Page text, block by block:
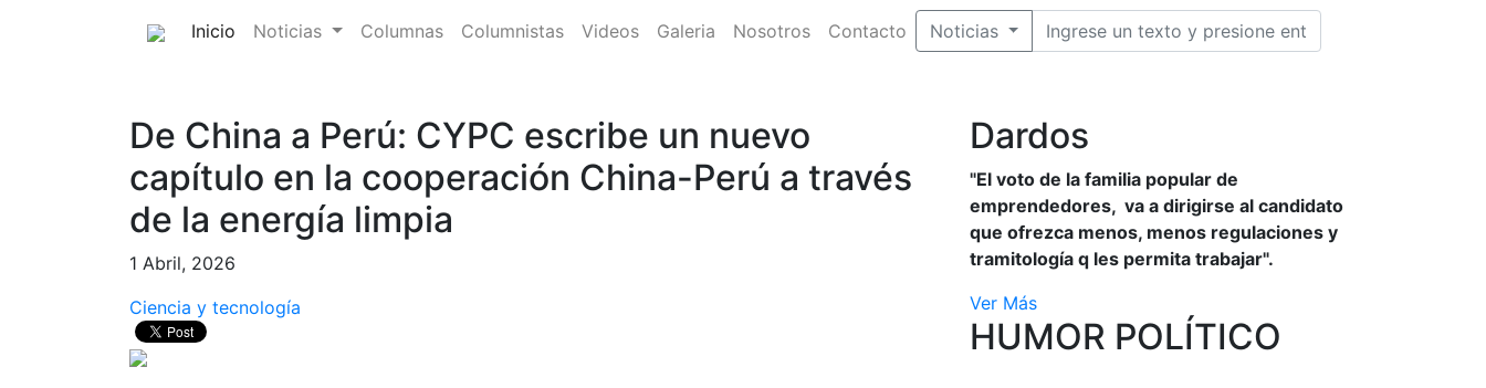
Inicio (current)
Noticias Columnas Columnistas Videos Galeria Nosotros Contacto Noticias
De China a Perú: CYPC escribe un nuevo
capítulo en la cooperación China-Perú a través
de la energía limpia
1 Abril, 2026
Ciencia y tecnología
Dardos
"El voto de la familia popular de
emprendedores, va a dirigirse al candidato
que ofrezca menos, menos regulaciones y
tramitología q les permita trabajar".
Ver Más
HUMOR POLÍTICO